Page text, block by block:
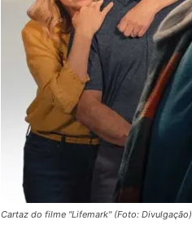
Cartaz do filme "Lifemark" (Foto: Divulgação)